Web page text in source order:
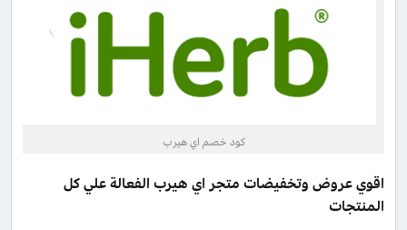
كود خصم اي هيرب
اقوي عروض وتخفيضات متجر اي هيرب الفعالة علي كل
المنتجات